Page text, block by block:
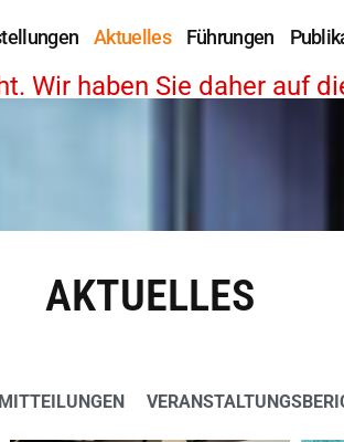
Aktuelles Führungen
Wir haben Sie daher auf
AKTUELLES